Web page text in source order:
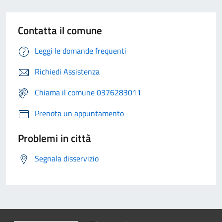
Contatta il comune
Leggi le domande frequenti
Richiedi Assistenza
Chiama il comune 0376283011
Prenota un appuntamento
Problemi in città
Segnala disservizio